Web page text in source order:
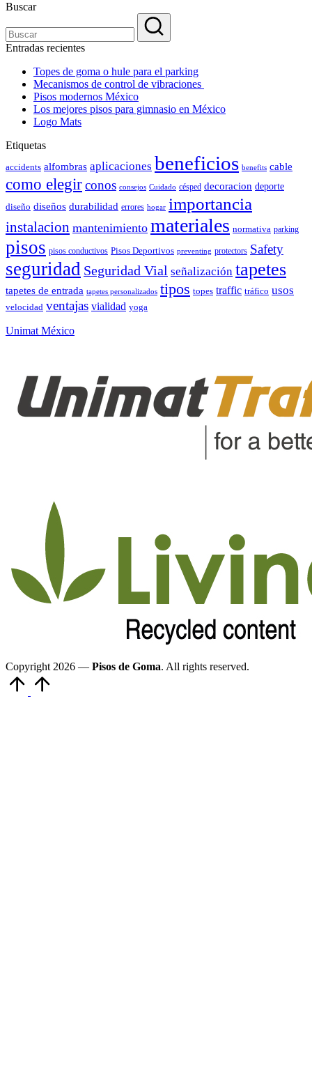
Buscar
Entradas recientes
Topes de goma o hule para el parking
Mecanismos de control de vibraciones
Pisos modernos México
Los mejores pisos para gimnasio en México
Logo Mats
Etiquetas
accidents alfombras aplicaciones beneficios benefits cable
como elegirconos consejos Cuidado césped decoracion deporte
diseño diseños durabilidad errores hogar importancia
instalacion mantenimiento materiales normativa parking
pisos pisos conductivos Pisos Deportivos preventing protectors Safety
seguridad Seguridad Vial señalización tapetes
tapetes de entrada tapetes personalizados tipos topes traffic tráfico usos
velocidad ventajas vialidad yoga
Unimat México
Copyright 2026 — Pisos de Goma. All rights reserved.